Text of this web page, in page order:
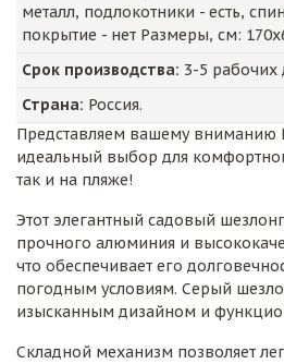
металл, подлокотники - есть,
покрытие - нет Размеры, см:
Срок производства: 3-5 рабочих
Страна: Россия.
Представляем вашему вниманию
идеальный выбор для
так и на пляже!
Этот элегантный садовый
прочного алюминия и
что обеспечивает его
погодным условиям. Серый
изысканным дизайном и
Складной механизм позволяет